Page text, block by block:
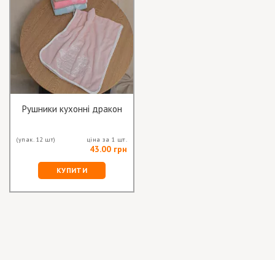
Рушники кухонні дракон
(упак. 12 шт) ціна за 1 шт.
43.00 грн
КУПИТИ